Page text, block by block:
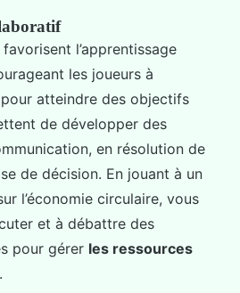
l’apprentissage
les joueurs à
atteindre des objectifs
de développer des
en résolution de
de décision. En jouant à un
l’économie circulaire, vous
et à débattre des
pour gérer les ressources